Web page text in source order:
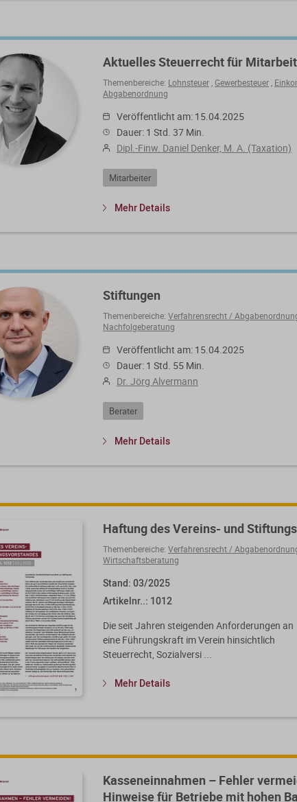
Aktuelles Steuerrecht für
Themenbereiche: Lohnsteuer, Gewerbesteuer,
Abgabenordnung
Veröffentlicht am: 15.04.2025
Dauer: 1 Std. 37 Min.
Dipl.-Finw. Daniel Denker, M. A. (Taxation)
Mitarbeiter
Mehr Details
Stiftungen
Themenbereiche: Verfahrensrecht /
Nachfolgeberatung
Veröffentlicht am: 15.04.2025
Dauer: 1 Std. 55 Min.
Dr. Jörg Alvermann
Berater
Mehr Details
Haftung des Vereins- und
Themenbereiche: Verfahrensrecht /
Wirtschaftsberatung
Stand: 03/2025
Artikelnr..: 1012
Die seit Jahren steigenden Anforderungen an
eine Führungskraft im Verein hinsichtlich
Steuerrecht, Sozialversi ...
Mehr Details
Kasseneinnahmen – Fehler
Hinweise für Betriebe mit hohen